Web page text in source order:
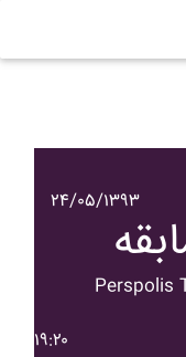
۲۴/۰۵/۱۳۹۳
Perspolis
۱۹:۲۰